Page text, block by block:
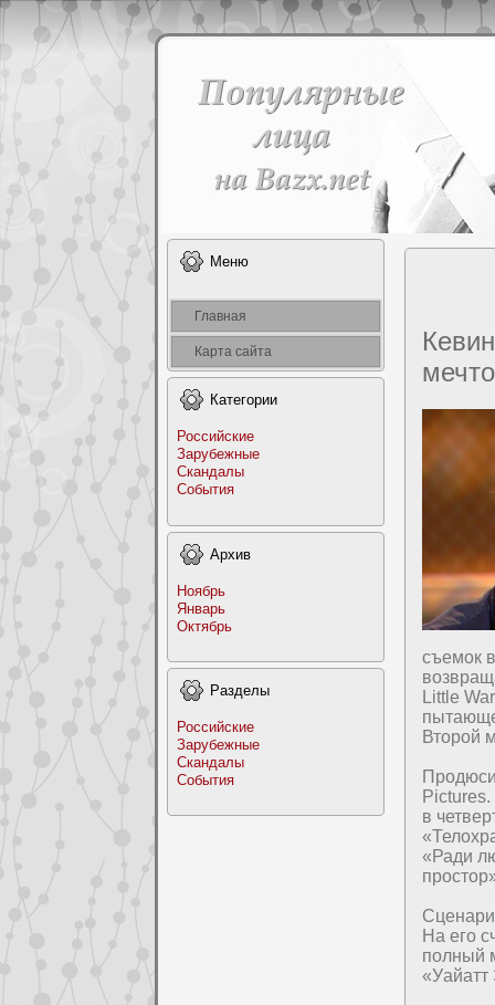
Меню
Главная
Карта сайта
Категоpии
Российские
Заpyбежные
Скандалы
События
Архив
Ноябрь
Январь
Октябрь
Раздeлы
Российские
Заpyбежные
Скандалы
События
съемок
Little
Втоpoй
в
«Ради
На его
полный
«Уайатт